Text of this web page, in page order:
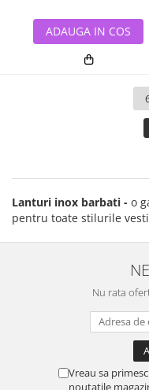
ADAUGA IN COS
Lanturi inox barbati - o
pentru toate stilurile
Nu rata
Vreau sa
noutatile